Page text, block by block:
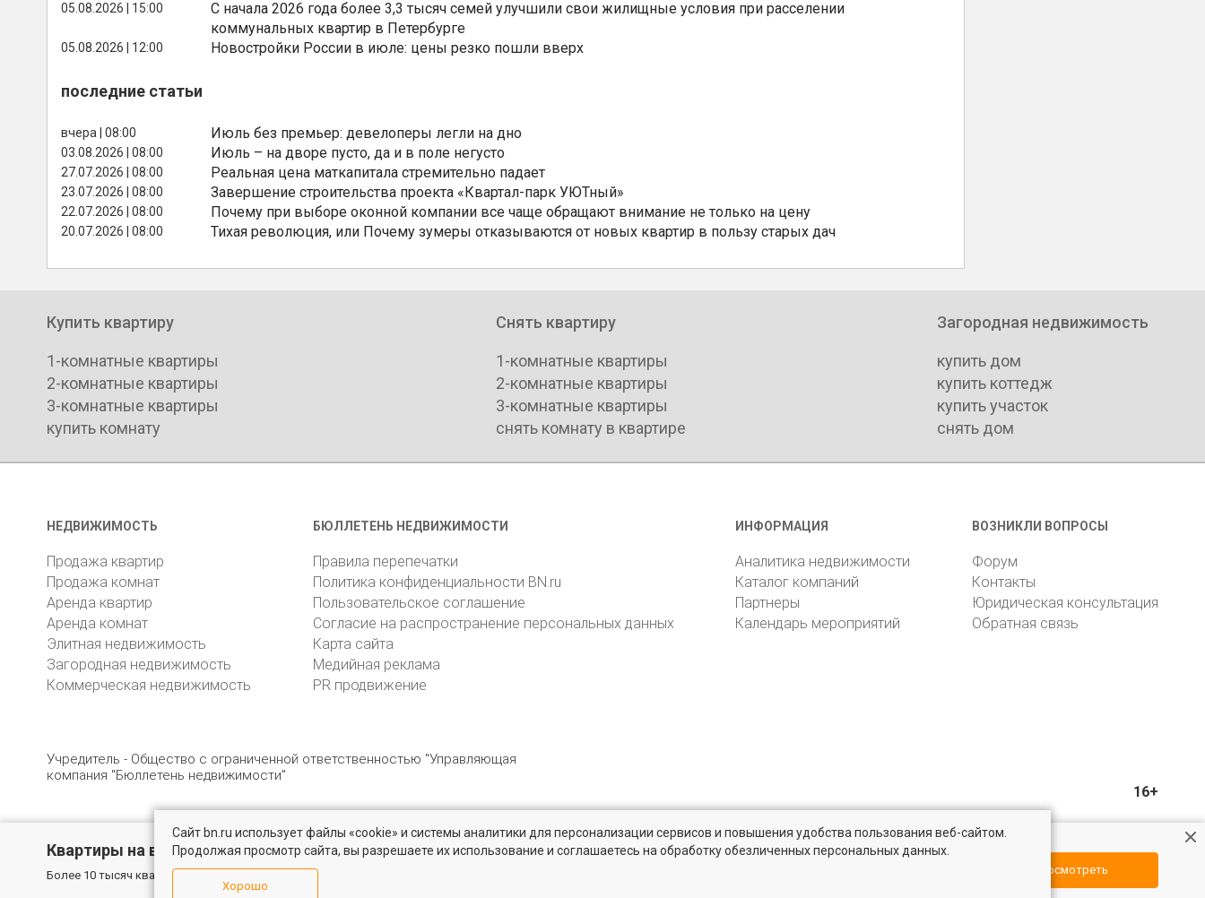
Квартиры на вторичном рынке
Более 10 тысяч квартир в Санкт-Петербурге и области от собственников и агентств недвижимости Посмотреть
05.08.2026 | 15:00
С начала 2026 года более 3,3 тысяч семей улучшили свои жилищные условия при расселении
коммунальных квартир в Петербурге
05.08.2026 | 12:00 Новостройки России в июле: цены резко пошли вверх
последние статьи
вчера | 08:00 Июль без премьер: девелоперы легли на дно
03.08.2026 | 08:00 Июль – на дворе пусто, да и в поле негусто
27.07.2026 | 08:00 Реальная цена маткапитала стремительно падает
23.07.2026 | 08:00 Завершение строительства проекта «Квартал-парк УЮТный»
22.07.2026 | 08:00 Почему при выборе оконной компании все чаще обращают внимание не только на цену
20.07.2026 | 08:00 Тихая революция, или Почему зумеры отказываются от новых квартир в пользу старых дач
Купить квартиру
1-комнатные квартиры
2-комнатные квартиры
3-комнатные квартиры
купить комнату
Снять квартиру
1-комнатные квартиры
2-комнатные квартиры
3-комнатные квартиры
снять комнату в квартире
Загородная недвижимость
купить дом
купить коттедж
купить участок
снять дом
НЕДВИЖИМОСТЬ
Продажа квартир
Продажа комнат
Аренда квартир
Аренда комнат
Элитная недвижимость
Загородная недвижимость
Коммерческая недвижимость
БЮЛЛЕТЕНЬ НЕДВИЖИМОСТИ
Правила перепечатки
Политика конфиденциальности BN.ru
Пользовательское соглашение
Согласие на распространение персональных данных
Карта сайта
Медийная реклама
PR продвижение
ИНФОРМАЦИЯ
Аналитика недвижимости
Каталог компаний
Партнеры
Календарь мероприятий
ВОЗНИКЛИ ВОПРОСЫ
Форум
Контакты
Юридическая консультация
Обратная связь
Учредитель - Общество с ограниченной ответственностью "Управляющая
компания "Бюллетень недвижимости"
16+
© 2005 – 2026, ООО «УК «БН» 8 (812) 331-93-56 196105, Санкт-Петербург, пр. Юрия Гагарина, 1 reklama@bn.ru
Сайт bn.ru использует файлы «cookie» и системы аналитики для персонализации сервисов и повышения удобства пользования веб-сайтом.
Продолжая просмотр сайта, вы разрешаете их использование и соглашаетесь на обработку обезличенных персональных данных.
Хорошо